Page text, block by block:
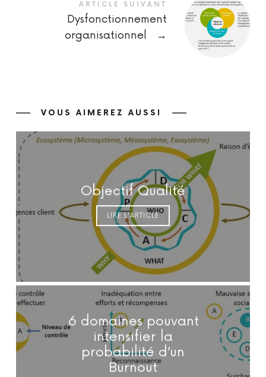
ARTICLE SUIVANT
Dysfonctionnement
organisationnel
→
VOUS AIMEREZ AUSSI
Objectif Qualité
LIRE L'ARTICLE
6 domaines pouvant
intensifier la
probabilité d’un
Burnout